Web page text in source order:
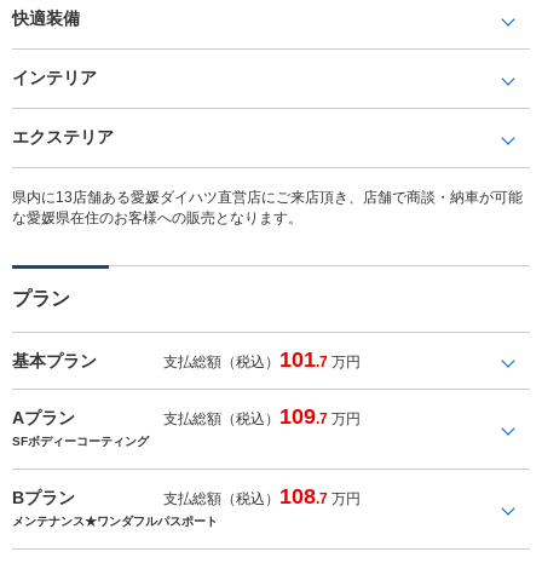
快適装備
インテリア
エクステリア
県内に13店舗ある愛媛ダイハツ直営店にご来店頂き、店舗で商談・納車が可能
な愛媛県在住のお客様への販売となります。
プラン
基本プラン 支払総額（税込） 101.7 万円
Aプラン 支払総額（税込） 109.7 万円
SFボディーコーティング
Bプラン 支払総額（税込） 108.7 万円
メンテナンス★ワンダフルパスポート